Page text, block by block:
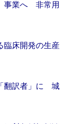
事業へ 非常用
臨床開発の生産
翻訳者」に 城